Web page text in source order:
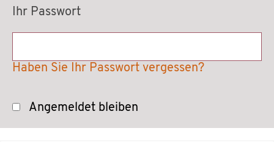
Ihr Passwort
Haben Sie Ihr Passwort vergessen?
Angemeldet bleiben